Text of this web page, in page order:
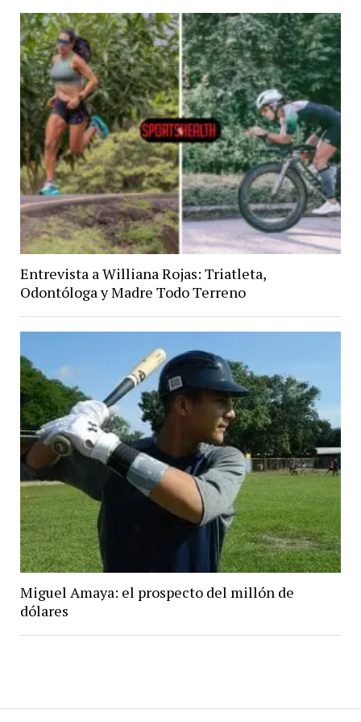
Entrevista a Williana Rojas: Triatleta,
Odontóloga y Madre Todo Terreno
Miguel Amaya: el prospecto del millón de
dólares